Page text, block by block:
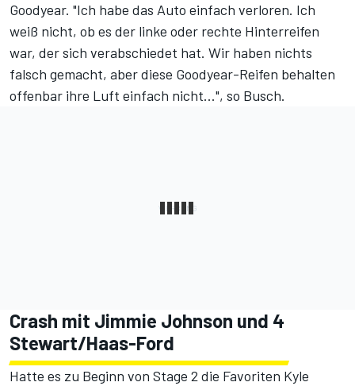
Goodyear. "Ich habe das Auto einfach verloren. Ich
weiß nicht, ob es der linke oder rechte Hinterreifen
war, der sich verabschiedet hat. Wir haben nichts
falsch gemacht, aber diese Goodyear-Reifen behalten
offenbar ihre Luft einfach nicht...", so Busch.
Crash mit Jimmie Johnson und 4
Stewart/Haas-Ford
Hatte es zu Beginn von Stage 2 die Favoriten Kyle